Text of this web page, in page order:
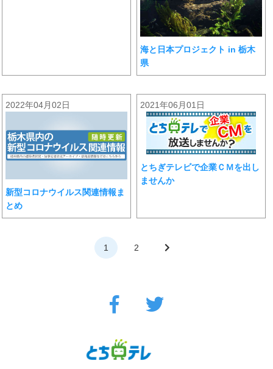
海と日本プロジェクト in 栃木
県
2022年04月02日
新型コロナウイルス関連情報ま
とめ
2021年06月01日
とちぎテレビで企業ＣＭを出し
ませんか
1 2